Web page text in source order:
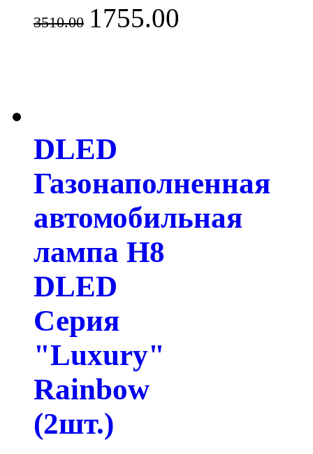
3510.00 1755.00
DLED
Газонаполненная
автомобильная
лампа H8
DLED
Серия
"Luxury"
Rainbow
(2шт.)